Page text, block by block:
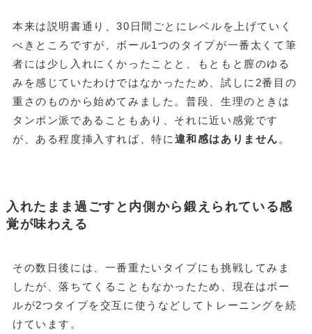
本来は説明書通り、30日間ごとにレベルを上げていく
べきところですが、ボール1つのタイプが一番太くて筆
者には少し入れにくかったことと、もともと膣のゆる
みを感じていたわけではなかったため、試しに2番目の
重さのものから始めてみました。普段、生理のときは
タンポン派であることもあり、それに近い感覚です
が、ある程度挿入すれば、特に 違和感はありません 。
入れたまま過ごすと内側から鍛えられている感
覚が味わえる
その数日後には、一番重たいタイプにも挑戦してみま
したが、落ちてくることもなかったため、現在はボー
ルが2つタイプを交互に使うなどしてトレーニングを続
けています。